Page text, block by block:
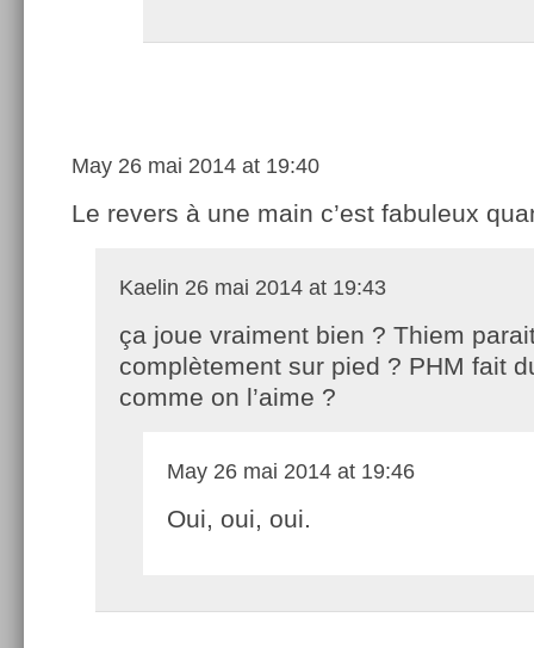
May 26 mai 2014 at 19:40
Le revers à une main c’est fabuleux
Kaelin 26 mai 2014 at 19:43
ça joue vraiment bien ? Thiem
complètement sur pied ? PHM fait
comme on l’aime ?
May 26 mai 2014 at 19:46
Oui, oui, oui.